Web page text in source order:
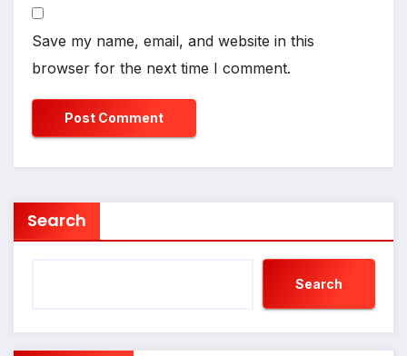
Save my name, email, and website in this
browser for the next time I comment.
Search
Search